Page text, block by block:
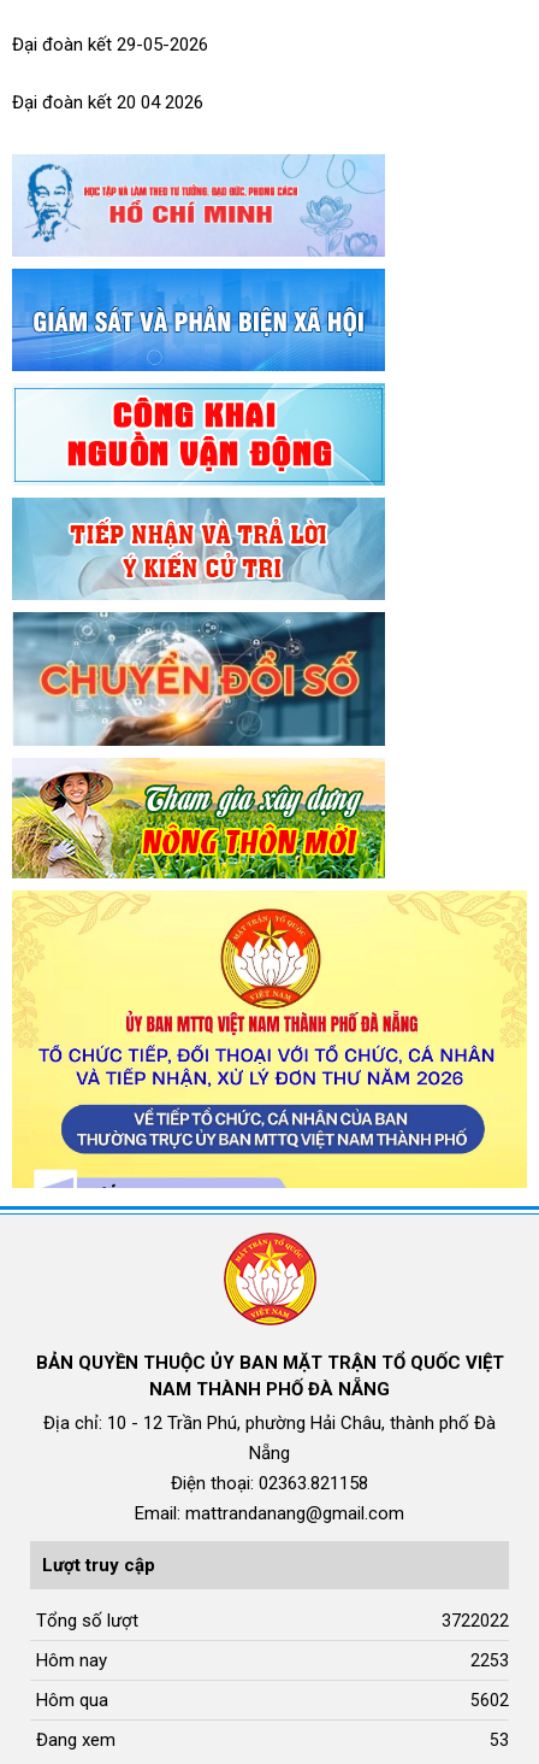
Đại đoàn kết 29-05-2026
Đại đoàn kết 20 04 2026
BẢN QUYỀN THUỘC ỦY BAN MẶT TRẬN TỔ QUỐC VIỆT
NAM THÀNH PHỐ ĐÀ NẴNG
Địa chỉ: 10 - 12 Trần Phú, phường Hải Châu, thành phố Đà
Nẵng
Điện thoại: 02363.821158
Email: mattrandanang@gmail.com
Lượt truy cập
Tổng số lượt 3722022
Hôm nay 2253
Hôm qua 5602
Đang xem 53